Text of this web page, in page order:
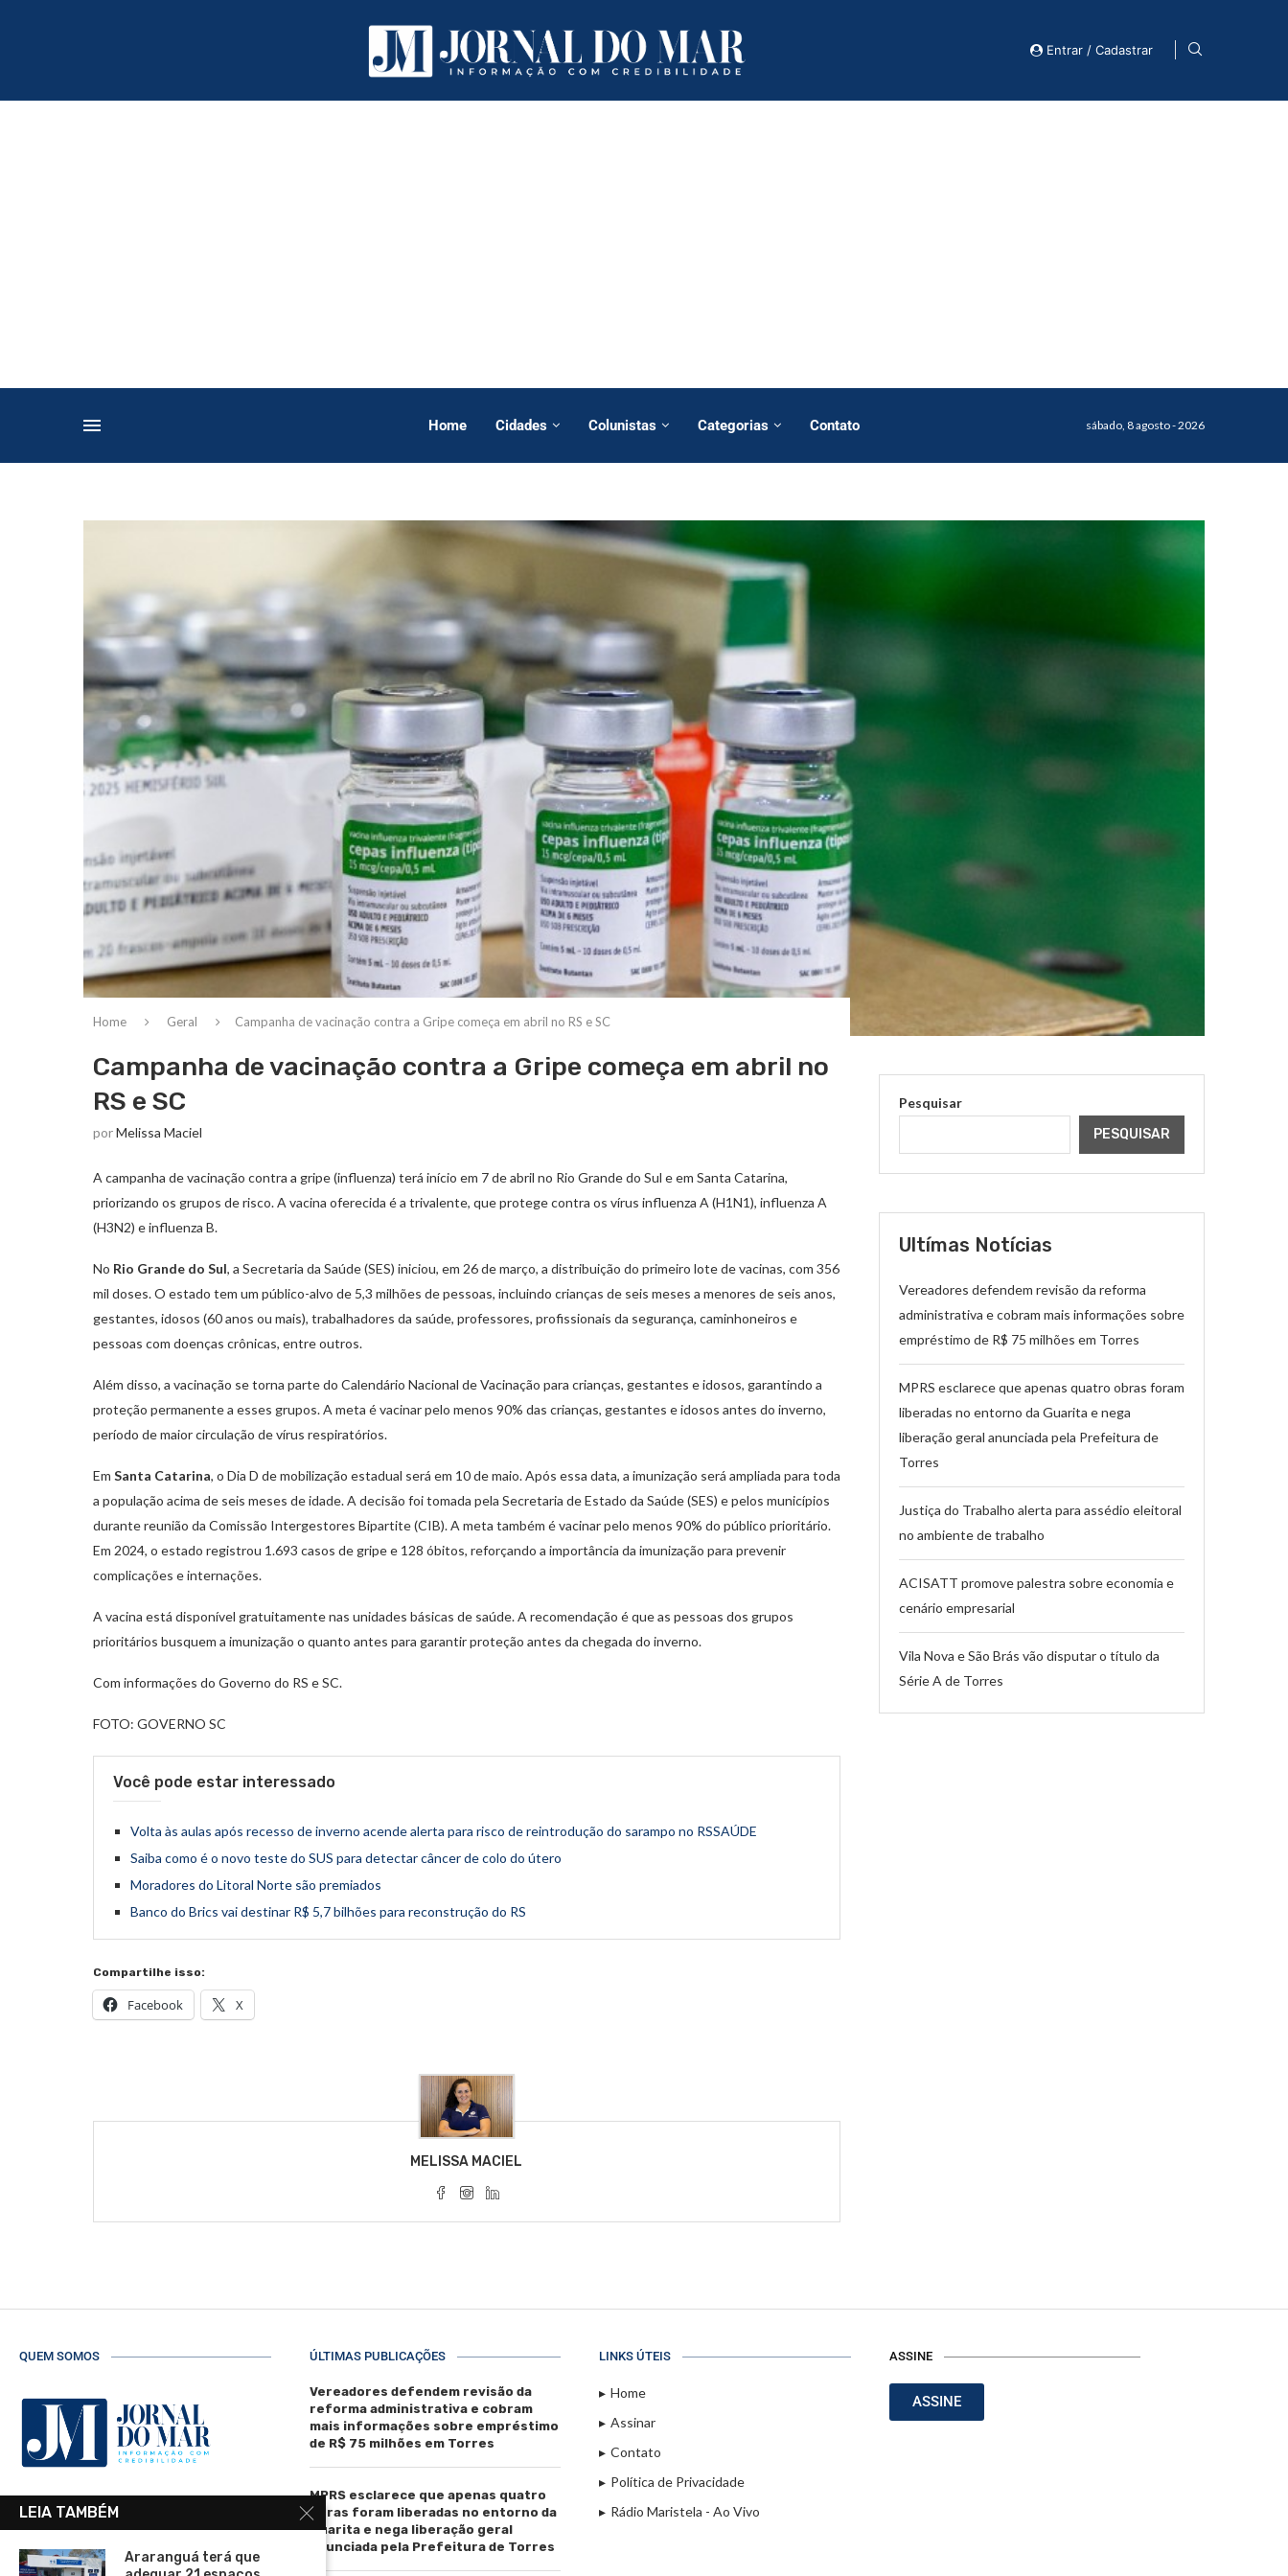
Entrar / Cadastrar
Home Cidades Colunistas Categorias Contato sábado, 8 agosto - 2026
Home Geral Campanha de vacinação contra a Gripe começa em abril no RS e SC
Campanha de vacinação contra a Gripe começa em abril no
RS e SC
porMelissa Maciel
A campanha de vacinação contra a gripe (influenza) terá início em 7 de abril no Rio Grande do Sul e em Santa Catarina,
priorizando os grupos de risco. A vacina oferecida é a trivalente, que protege contra os vírus influenza A (H1N1), influenza A
(H3N2) e influenza B.
No Rio Grande do Sul, a Secretaria da Saúde (SES) iniciou, em 26 de março, a distribuição do primeiro lote de vacinas, com 356
mil doses. O estado tem um público-alvo de 5,3 milhões de pessoas, incluindo crianças de seis meses a menores de seis anos,
gestantes, idosos (60 anos ou mais), trabalhadores da saúde, professores, profissionais da segurança, caminhoneiros e
pessoas com doenças crônicas, entre outros.
Além disso, a vacinação se torna parte do Calendário Nacional de Vacinação para crianças, gestantes e idosos, garantindo a
proteção permanente a esses grupos. A meta é vacinar pelo menos 90% das crianças, gestantes e idosos antes do inverno,
período de maior circulação de vírus respiratórios.
Em Santa Catarina, o Dia D de mobilização estadual será em 10 de maio. Após essa data, a imunização será ampliada para toda
a população acima de seis meses de idade. A decisão foi tomada pela Secretaria de Estado da Saúde (SES) e pelos municípios
durante reunião da Comissão Intergestores Bipartite (CIB). A meta também é vacinar pelo menos 90% do público prioritário.
Em 2024, o estado registrou 1.693 casos de gripe e 128 óbitos, reforçando a importância da imunização para prevenir
complicações e internações.
A vacina está disponível gratuitamente nas unidades básicas de saúde. A recomendação é que as pessoas dos grupos
prioritários busquem a imunização o quanto antes para garantir proteção antes da chegada do inverno.
Com informações do Governo do RS e SC.
FOTO: GOVERNO SC
Você pode estar interessado
Volta às aulas após recesso de inverno acende alerta para risco de reintrodução do sarampo no RSSAÚDE
Saiba como é o novo teste do SUS para detectar câncer de colo do útero
Moradores do Litoral Norte são premiados
Banco do Brics vai destinar R$ 5,7 bilhões para reconstrução do RS
Compartilhe isso:
Facebook X
MELISSA MACIEL
Pesquisar
PESQUISAR
Ultímas Notícias
Vereadores defendem revisão da reforma
administrativa e cobram mais informações sobre
empréstimo de R$ 75 milhões em Torres
MPRS esclarece que apenas quatro obras foram
liberadas no entorno da Guarita e nega
liberação geral anunciada pela Prefeitura de
Torres
Justiça do Trabalho alerta para assédio eleitoral
no ambiente de trabalho
ACISATT promove palestra sobre economia e
cenário empresarial
Vila Nova e São Brás vão disputar o título da
Série A de Torres
QUEM SOMOS
R. Manoel de Matos Pereira, 40 -
Telefone: (51) 3664-4188
ÚLTIMAS PUBLICAÇÕES
Vereadores defendem revisão da
reforma administrativa e cobram
mais informações sobre empréstimo
de R$ 75 milhões em Torres
MPRS esclarece que apenas quatro
obras foram liberadas no entorno da
Guarita e nega liberação geral
anunciada pela Prefeitura de Torres
LINKS ÚTEIS
Home
Assinar
Contato
Política de Privacidade
Rádio Maristela - Ao Vivo
ASSINE
ASSINE
LEIA TAMBÉM
Araranguá terá que